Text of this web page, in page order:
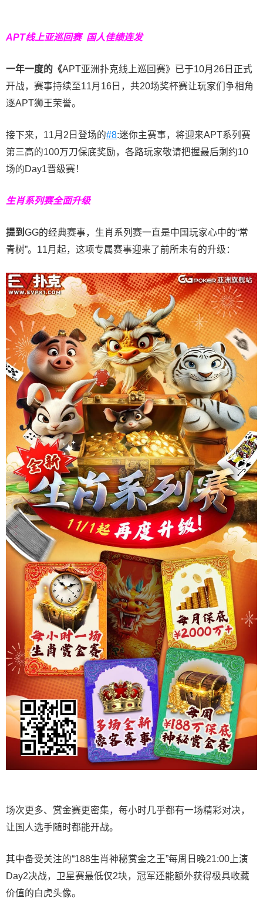
APT线上亚巡回赛 国人佳绩连发
一年一度的《APT亚洲扑克线上巡回赛》已于10月26日正式
开战，赛事持续至11月16日，共20场奖杯赛让玩家们争相角
逐APT狮王荣誉。
接下来，11月2日登场的#8:迷你主赛事，将迎来APT系列赛
第三高的100万刀保底奖励，各路玩家敬请把握最后剩约10
场的Day1晋级赛！
生肖系列赛全面升级
提到 GG的经典赛事，生肖系列赛一直是中国玩家心中的“常
青树”。11月起，这项专属赛事迎来了前所未有的升级：
场次更多、赏金赛更密集，每小时几乎都有一场精彩对决，
让国人选手随时都能开战。
其中备受关注的“188生肖神秘赏金之王”每周日晚21:00上演
Day2决战，卫星赛最低仅2块，冠军还能额外获得极具收藏
价值的白虎头像。